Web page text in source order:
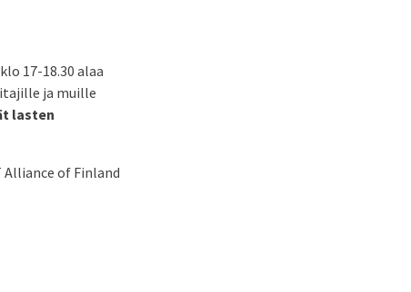
17-18.30 alaa
ja muille
lasten
of Finland